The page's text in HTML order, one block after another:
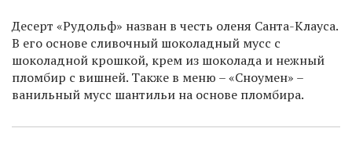
Десерт «Рудольф» назван в честь оленя Санта-Клауса.
В его основе сливочный шоколадный мусс с
шоколадной крошкой, крем из шоколада и нежный
пломбир с вишней. Также в меню – «Сноумен» –
ванильный мусс шантильи на основе пломбира.